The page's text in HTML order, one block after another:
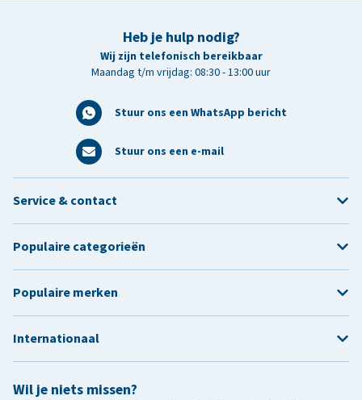
Heb je hulp nodig?
Wij zijn telefonisch bereikbaar
Maandag t/m vrijdag: 08:30 - 13:00 uur
Stuur ons een WhatsApp bericht
Stuur ons een e-mail
Wil je niets missen?
Service & contact
Populaire categorieën
Populaire merken
Internationaal